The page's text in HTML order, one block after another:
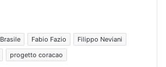
Brasile Fabio Fazio
Filippo Neviani
progetto coracao